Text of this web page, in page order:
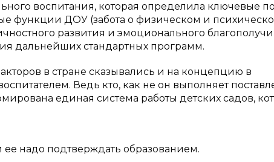
воспитания, которая определила ключевые
функции ДОУ (забота о физическом и
развития и эмоционального
дальнейших стандартных программ.
в стране сказывались и на концепцию в
Ведь кто, как не он выполняет
единая система работы детских садов,
надо подтверждать образованием.